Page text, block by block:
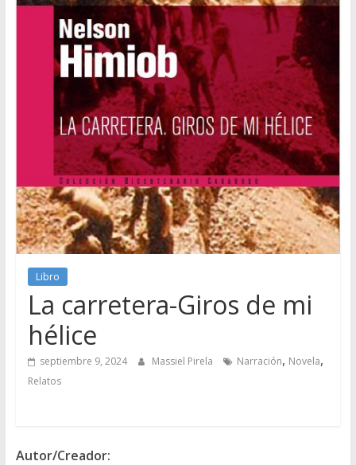
Libro
La carretera-Giros de mi
hélice
septiembre 9, 2024 Massiel Pirela Narración, Novela,
Relatos
Autor/Creador: